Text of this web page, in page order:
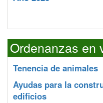
Ordenanzas en
Tenencia de animales
Ayudas para la
edificios